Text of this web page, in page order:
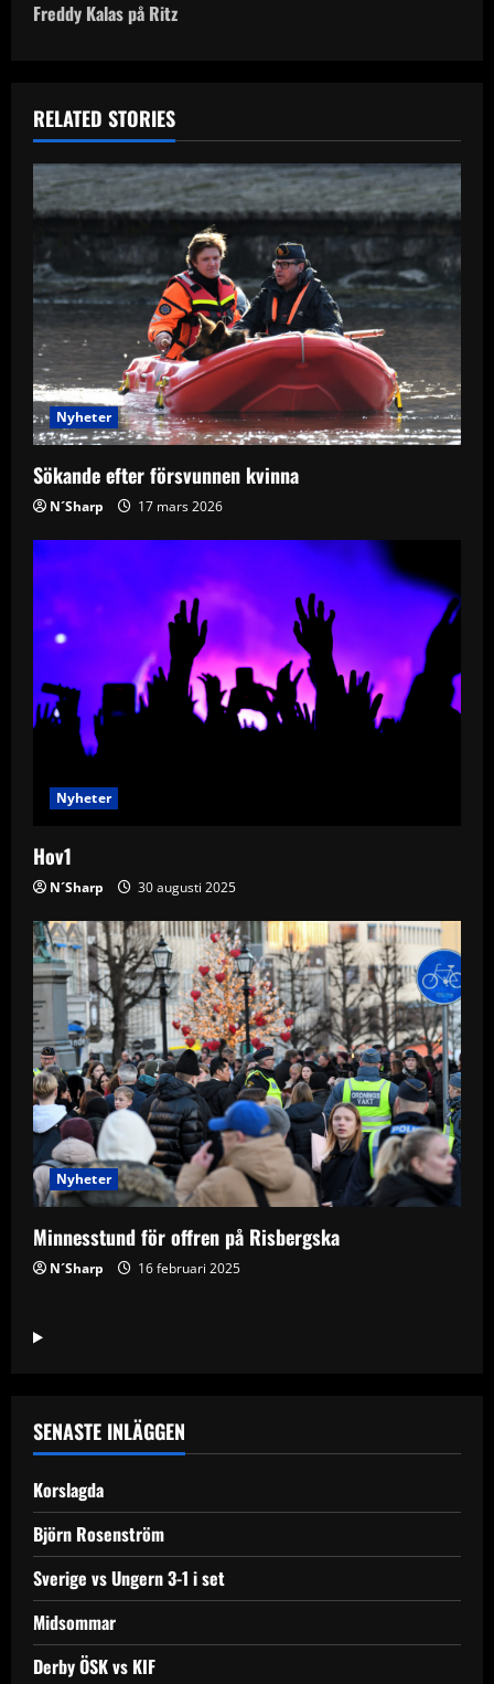
a
v
i
g
a
t
i
o
n
Freddy Kalas på Ritz
RELATED STORIES
Nyheter
Sökande efter försvunnen kvinna
N´Sharp 17 mars 2026
Nyheter
Hov1
N´Sharp 30 augusti 2025
Nyheter
Minnesstund för offren på Risbergska
N´Sharp 16 februari 2025
SENASTE INLÄGGEN
Korslagda
Björn Rosenström
Sverige vs Ungern 3-1 i set
Midsommar
Derby ÖSK vs KIF